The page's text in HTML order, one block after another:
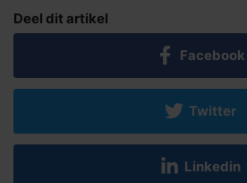
Deel dit artikel
Facebook
Twitter
Linkedin